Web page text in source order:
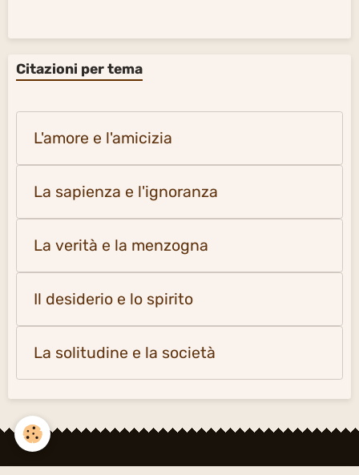
Citazioni per tema
L'amore e l'amicizia
La sapienza e l'ignoranza
La verità e la menzogna
Il desiderio e lo spirito
La solitudine e la società